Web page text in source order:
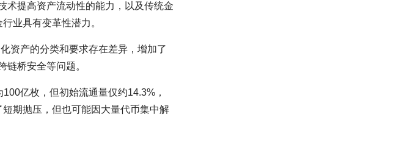
术提高资产流动性的能力，以及传统金
业具有变革性潜力。
资产的分类和要求存在差异，增加了
桥安全等问题。
亿枚，但初始流通量仅约14.3%，
期抛压，但也可能因大量代币集中解